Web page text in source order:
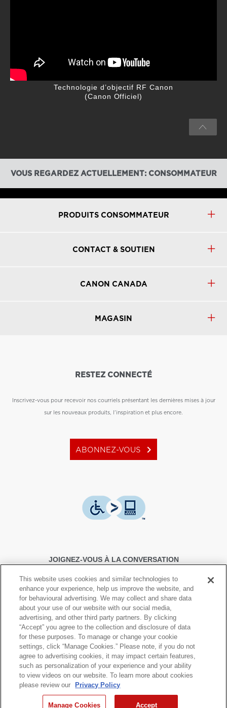
Technologie d’objectif RF Canon
(Canon Officiel)
VOUS REGARDEZ ACTUELLEMENT: CONSOMMATEUR
PRODUITS CONSOMMATEUR
CONTACT & SOUTIEN
CANON CANADA
MAGASIN
RESTEZ CONNECTÉ
Inscrivez-vous pour recevoir nos courriels présentant les dernières mises à jour
sur les nouveaux produits, l'inspiration et plus encore.
ABONNEZ-VOUS keyboard_arrow_right
JOIGNEZ-VOUS À LA CONVERSATION
© Canon Canada Inc., 2026. Tous droits réservés.
Politique de protection de la
vie privée
Conditions d'utilisation
Plan du Site
This website uses cookies and similar technologies to
enhance your experience, help us improve the website, and
for behavioural advertising. We may collect and share data
about your use of our website with our social media,
advertising, and other third party partners. By clicking
“Accept” you agree to the collection and disclosure of data
for these purposes. To manage or change your cookie
settings, click “Manage Cookies.” Please note, if you do not
agree to advertising cookies, it may impact certain features,
such as personalization of your experience and your ability
to view videos on our website. To learn more about cookies
please review our
Privacy Policy
Manage Cookies Accept